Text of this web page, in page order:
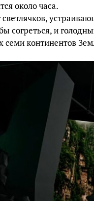
около часа.
светлячков,
согреться, и
семи континентов